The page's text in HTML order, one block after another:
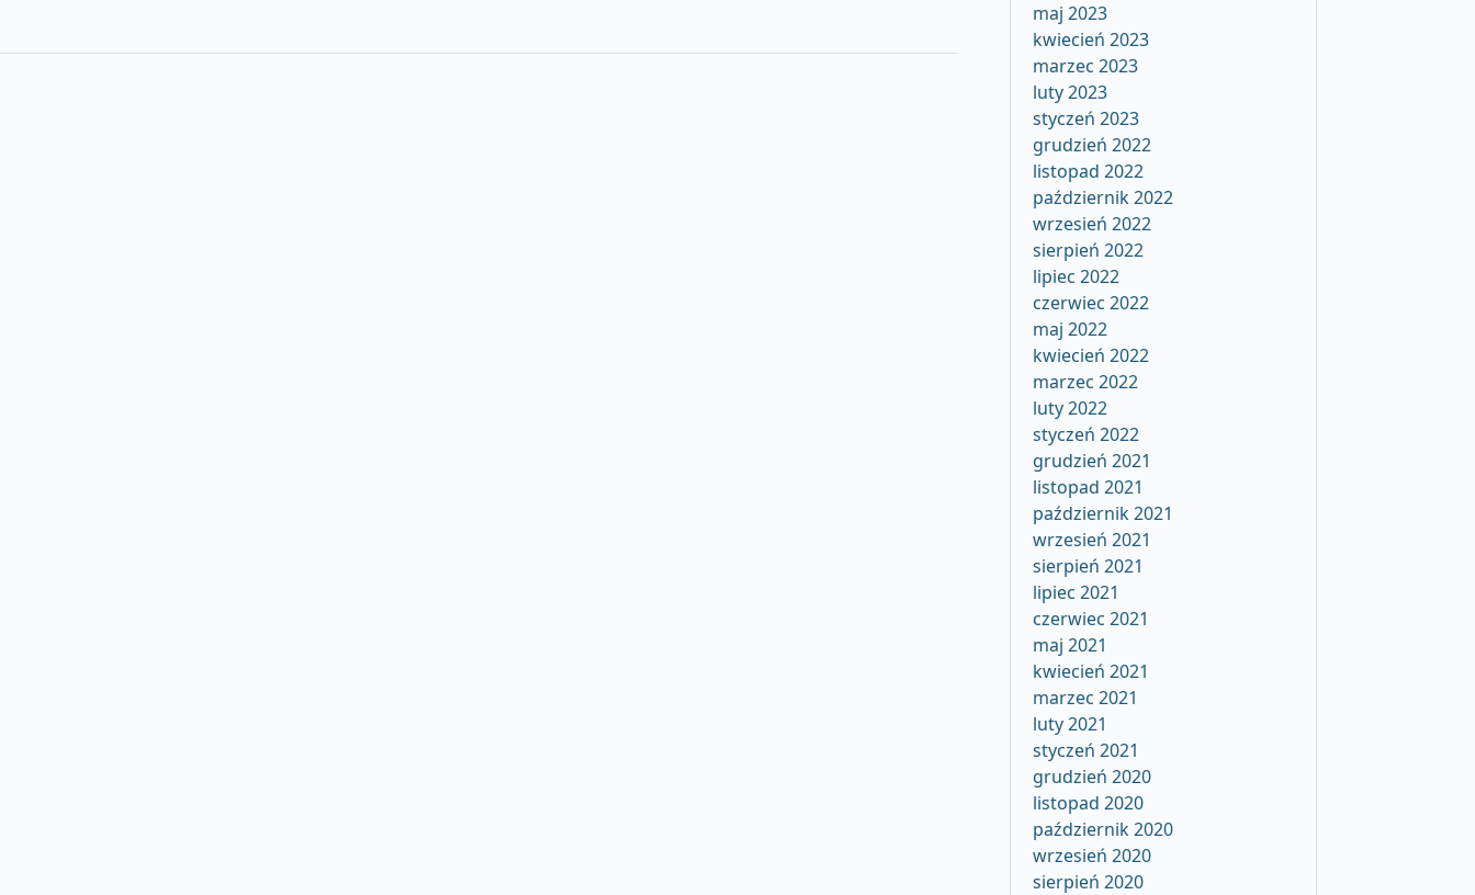
maj 2023
kwiecień 2023
marzec 2023
luty 2023
styczeń 2023
grudzień 2022
listopad 2022
październik 2022
wrzesień 2022
sierpień 2022
lipiec 2022
czerwiec 2022
maj 2022
kwiecień 2022
marzec 2022
luty 2022
styczeń 2022
grudzień 2021
listopad 2021
październik 2021
wrzesień 2021
sierpień 2021
lipiec 2021
czerwiec 2021
maj 2021
kwiecień 2021
marzec 2021
luty 2021
styczeń 2021
grudzień 2020
listopad 2020
październik 2020
wrzesień 2020
sierpień 2020